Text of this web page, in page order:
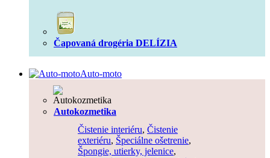
Čapovaná drogéria DELÍZIA
Auto-moto
Autokozmetika
Čistenie interiéru, Čistenie
exteriéru, Špeciálne ošetrenie,
Špongie, utierky, jelenice,